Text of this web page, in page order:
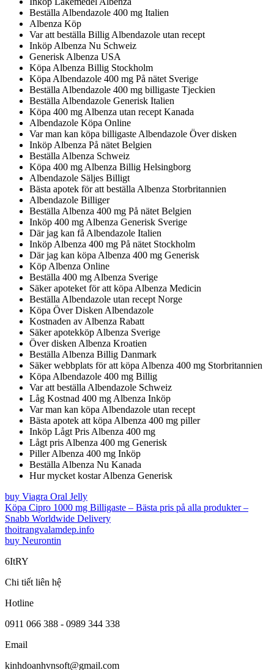
Beställa Albendazole 400 mg Italien
Albenza Köp
Var att beställa Billig Albendazole utan recept
Inköp Albenza Nu Schweiz
Generisk Albenza USA
Köpa Albenza Billig Stockholm
Köpa Albendazole 400 mg På nätet Sverige
Beställa Albendazole 400 mg billigaste Tjeckien
Beställa Albendazole Generisk Italien
Köpa 400 mg Albenza utan recept Kanada
Albendazole Köpa Online
Var man kan köpa billigaste Albendazole Över disken
Inköp Albenza På nätet Belgien
Beställa Albenza Schweiz
Köpa 400 mg Albenza Billig Helsingborg
Albendazole Säljes Billigt
Bästa apotek för att beställa Albenza Storbritannien
Albendazole Billiger
Beställa Albenza 400 mg På nätet Belgien
Inköp 400 mg Albenza Generisk Sverige
Där jag kan få Albendazole Italien
Inköp Albenza 400 mg På nätet Stockholm
Där jag kan köpa Albenza 400 mg Generisk
Köp Albenza Online
Beställa 400 mg Albenza Sverige
Säker apoteket för att köpa Albenza Medicin
Beställa Albendazole utan recept Norge
Köpa Över Disken Albendazole
Kostnaden av Albenza Rabatt
Säker apotekköp Albenza Sverige
Över disken Albenza Kroatien
Beställa Albenza Billig Danmark
Säker webbplats för att köpa Albenza 400 mg Storbritannien
Köpa Albendazole 400 mg Billig
Var att beställa Albendazole Schweiz
Låg Kostnad 400 mg Albenza Inköp
Var man kan köpa Albendazole utan recept
Bästa apotek att köpa Albenza 400 mg piller
Inköp Lågt Pris Albenza 400 mg
Lågt pris Albenza 400 mg Generisk
Piller Albenza 400 mg Inköp
Beställa Albenza Nu Kanada
Hur mycket kostar Albenza Generisk
buy Viagra Oral Jelly
Köpa Cipro 1000 mg Billigaste – Bästa pris på alla produkter –
Snabb Worldwide Delivery
thoitrangvalamdep.info
buy Neurontin
6ItRY
Chi tiết liên hệ
Hotline
0911 066 388 - 0989 344 338
Email
kinhdoanhvnsoft@gmail.com